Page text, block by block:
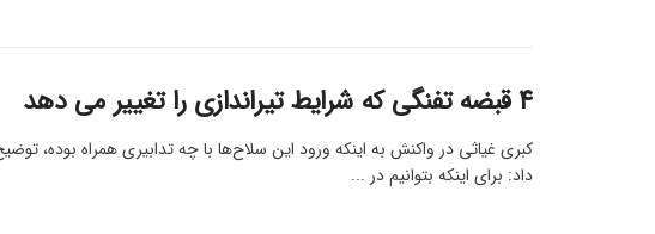
۴ قبضه تفنگی که شرایط تیراندازی را تغییر می دهد
کبری غیاثی در واکنش به اینکه ورود این سلاح‌ها با چه تدابیری همراه بوده،
داد: برای اینکه بتوانیم در ...